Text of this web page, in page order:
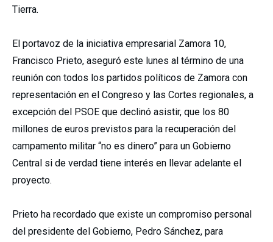
Tierra.
El portavoz de la iniciativa empresarial Zamora 10,
Francisco Prieto, aseguró este lunes al término de una
reunión con todos los partidos políticos de Zamora con
representación en el Congreso y las Cortes regionales, a
excepción del PSOE que declinó asistir, que los 80
millones de euros previstos para la recuperación del
campamento militar “no es dinero” para un Gobierno
Central si de verdad tiene interés en llevar adelante el
proyecto.
Prieto ha recordado que existe un compromiso personal
del presidente del Gobierno, Pedro Sánchez, para